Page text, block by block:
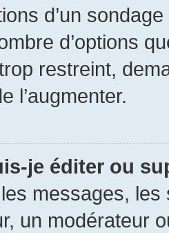
d’un
d’options
restreint,
l’augmenter.
je éditer ou
messages,
un modérateur